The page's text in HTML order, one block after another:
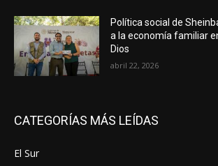
Política social de
a la economía familiar
Dios
abril 22, 2026
CATEGORÍAS MÁS LEÍDAS
El Sur